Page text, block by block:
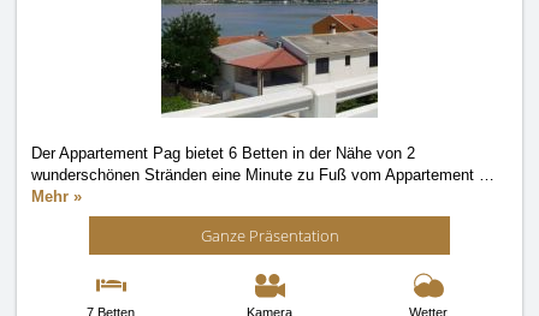
Der Appartement Pag bietet 6 Betten in der Nähe von 2
wunderschönen Stränden eine Minute zu Fuß vom Appartement …
Mehr »
Ganze Präsentation
7 Betten Kamera Wetter